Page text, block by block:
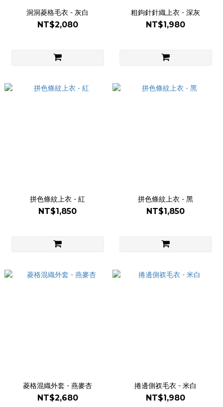
洞洞菱格毛衣 - 灰白
NT$2,080
粗鉤針針織上衣 - 深灰
NT$1,980
拼色條紋上衣 - 紅
NT$1,850
拼色條紋上衣 - 黑
NT$1,850
菱格混織外套 - 燕麥杏
NT$2,680
捲邊側衩毛衣 - 米白
NT$1,980